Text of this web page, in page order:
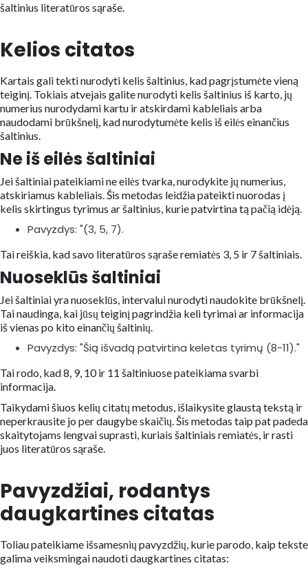
šaltinius literatūros sąraše.
Kelios citatos
Kartais gali tekti nurodyti kelis šaltinius, kad pagrįstumėte vieną
teiginį. Tokiais atvejais galite nurodyti kelis šaltinius iš karto, jų
numerius nurodydami kartu ir atskirdami kableliais arba
naudodami brūkšnelį, kad nurodytumėte kelis iš eilės einančius
šaltinius.
Ne iš eilės šaltiniai
Jei šaltiniai pateikiami ne eilės tvarka, nurodykite jų numerius,
atskiriamus kableliais. Šis metodas leidžia pateikti nuorodas į
kelis skirtingus tyrimus ar šaltinius, kurie patvirtina tą pačią idėją.
Pavyzdys: "(3, 5, 7).
Tai reiškia, kad savo literatūros sąraše remiatės 3, 5 ir 7 šaltiniais.
Nuoseklūs šaltiniai
Jei šaltiniai yra nuoseklūs, intervalui nurodyti naudokite brūkšnelį.
Tai naudinga, kai jūsų teiginį pagrindžia keli tyrimai ar informacija
iš vienas po kito einančių šaltinių.
Pavyzdys: "Šią išvadą patvirtina keletas tyrimų (8-11)."
Tai rodo, kad 8, 9, 10 ir 11 šaltiniuose pateikiama svarbi
informacija.
Taikydami šiuos kelių citatų metodus, išlaikysite glaustą tekstą ir
neperkrausite jo per daugybe skaičių. Šis metodas taip pat padeda
skaitytojams lengvai suprasti, kuriais šaltiniais remiatės, ir rasti
juos literatūros sąraše.
Pavyzdžiai, rodantys
daugkartines citatas
Toliau pateikiame išsamesnių pavyzdžių, kurie parodo, kaip tekste
galima veiksmingai naudoti daugkartines citatas: